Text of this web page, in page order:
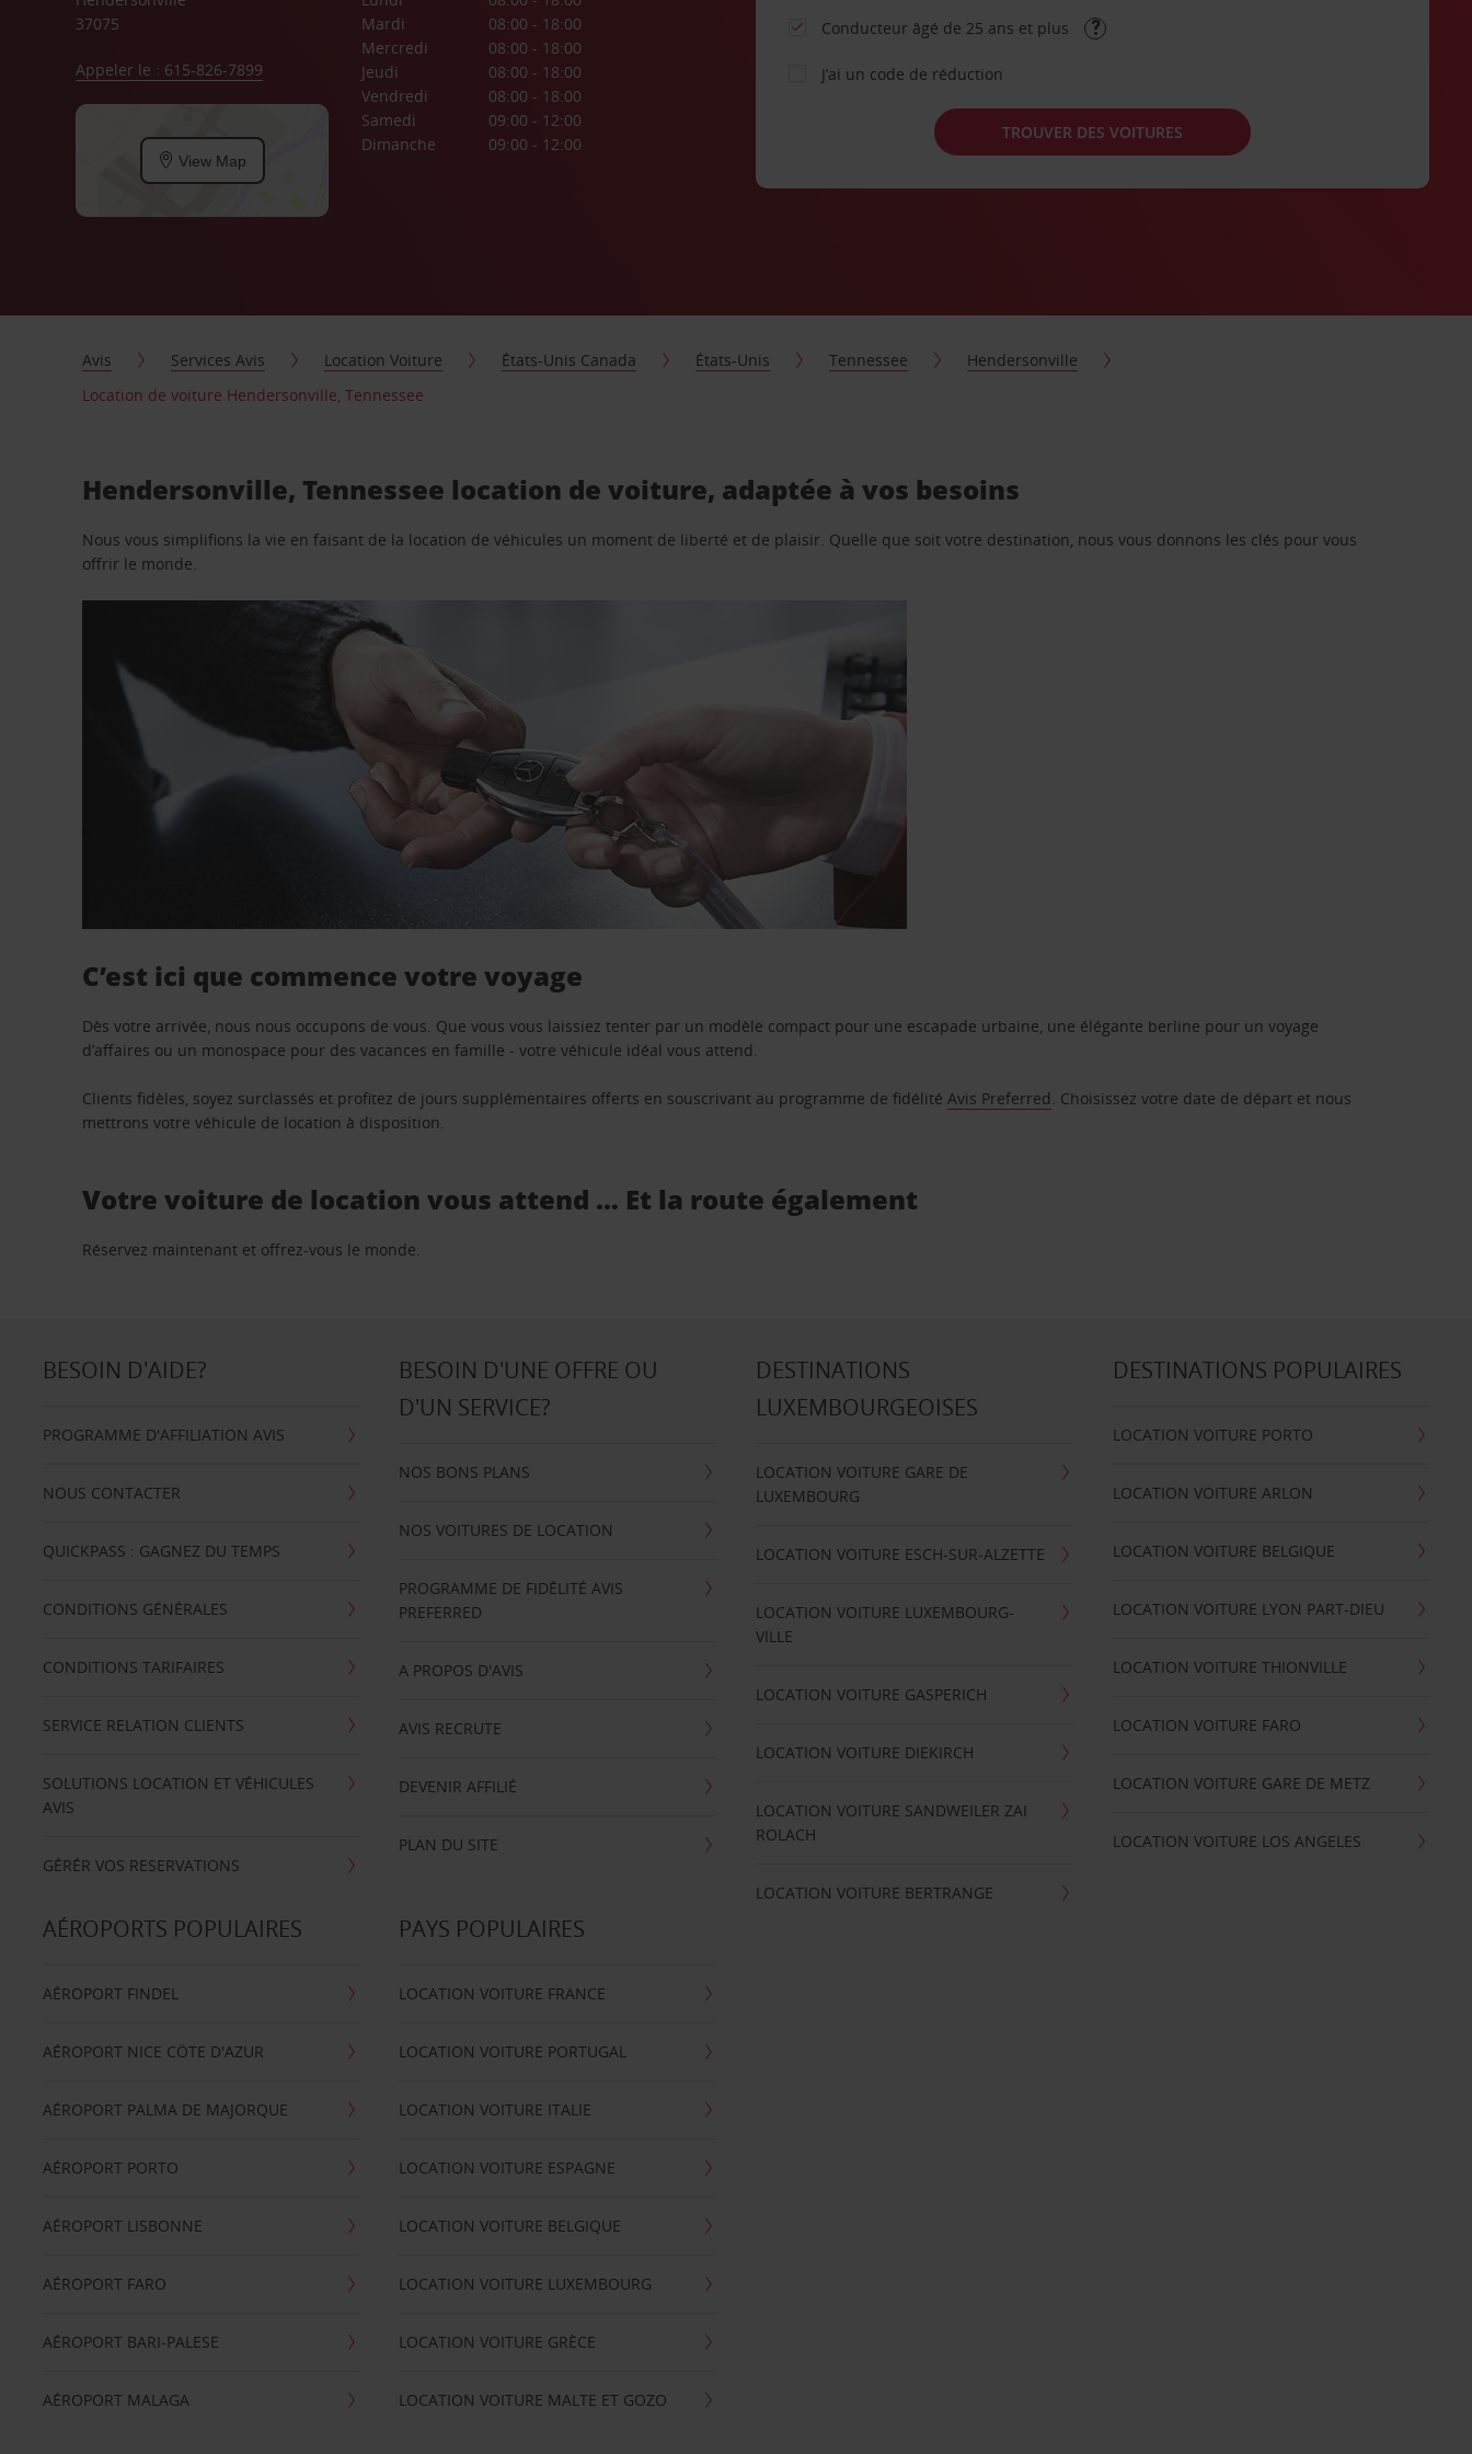
37075
Appeler le : 615-826-7899
View Map
Mardi
08:00 - 18:00
Mercredi
08:00 - 18:00
Jeudi
08:00 - 18:00
Vendredi
08:00 - 18:00
Samedi
09:00 - 12:00
Dimanche
09:00 - 12:00
Conducteur âgé de 25 ans et plus
J’ai un code de réduction
TROUVER DES VOITURES
Avis Services Avis Location Voiture États-Unis Canada États-Unis Tennessee
Hendersonville
Location de voiture Hendersonville, Tennessee
Hendersonville, Tennessee location de voiture, adaptée à vos besoins
Nous vous simplifions la vie en faisant de la location de véhicules un moment de liberté et de plaisir. Quelle que soit votre destination, nous vous donnons les clés pour vous
offrir le monde.
C’est ici que commence votre voyage
Dès votre arrivée, nous nous occupons de vous. Que vous vous laissiez tenter par un modèle compact pour une escapade urbaine, une élégante berline pour un voyage
d’affaires ou un monospace pour des vacances en famille - votre véhicule idéal vous attend.
Clients fidèles, soyez surclassés et profitez de jours supplémentaires offerts en souscrivant au programme de fidélitéAvis Preferred. Choisissez votre date de départ et nous
mettrons votre véhicule de location à disposition.
Votre voiture de location vous attend … Et la route également
Réservez maintenant et offrez-vous le monde.
BESOIN D'AIDE?
PROGRAMME D'AFFILIATION AVIS
NOUS CONTACTER
QUICKPASS : GAGNEZ DU TEMPS
CONDITIONS GÉNÉRALES
CONDITIONS TARIFAIRES
SERVICE RELATION CLIENTS
SOLUTIONS LOCATION ET VÉHICULES
AVIS
GÉRÉR VOS RESERVATIONS
BESOIN D'UNE OFFRE OU
D'UN SERVICE?
NOS BONS PLANS
NOS VOITURES DE LOCATION
PROGRAMME DE FIDÉLITÉ AVIS
PREFERRED
A PROPOS D'AVIS
AVIS RECRUTE
DEVENIR AFFILIÉ
PLAN DU SITE
DESTINATIONS
LUXEMBOURGEOISES
LOCATION VOITURE GARE DE
LUXEMBOURG
LOCATION VOITURE ESCH-SUR-ALZETTE
LOCATION VOITURE LUXEMBOURG-
VILLE
LOCATION VOITURE GASPERICH
LOCATION VOITURE DIEKIRCH
LOCATION VOITURE SANDWEILER ZAI
ROLACH
LOCATION VOITURE BERTRANGE
DESTINATIONS POPULAIRES
LOCATION VOITURE PORTO
LOCATION VOITURE ARLON
LOCATION VOITURE BELGIQUE
LOCATION VOITURE LYON PART-DIEU
LOCATION VOITURE THIONVILLE
LOCATION VOITURE FARO
LOCATION VOITURE GARE DE METZ
LOCATION VOITURE LOS ANGELES
AÉROPORTS POPULAIRES
AÉROPORT FINDEL
AÉROPORT NICE CÖTE D'AZUR
AÉROPORT PALMA DE MAJORQUE
AÉROPORT PORTO
AÉROPORT LISBONNE
AÉROPORT FARO
AÉROPORT BARI-PALESE
AÉROPORT MALAGA
PAYS POPULAIRES
LOCATION VOITURE FRANCE
LOCATION VOITURE PORTUGAL
LOCATION VOITURE ITALIE
LOCATION VOITURE ESPAGNE
LOCATION VOITURE BELGIQUE
LOCATION VOITURE LUXEMBOURG
LOCATION VOITURE GRÈCE
LOCATION VOITURE MALTE ET GOZO